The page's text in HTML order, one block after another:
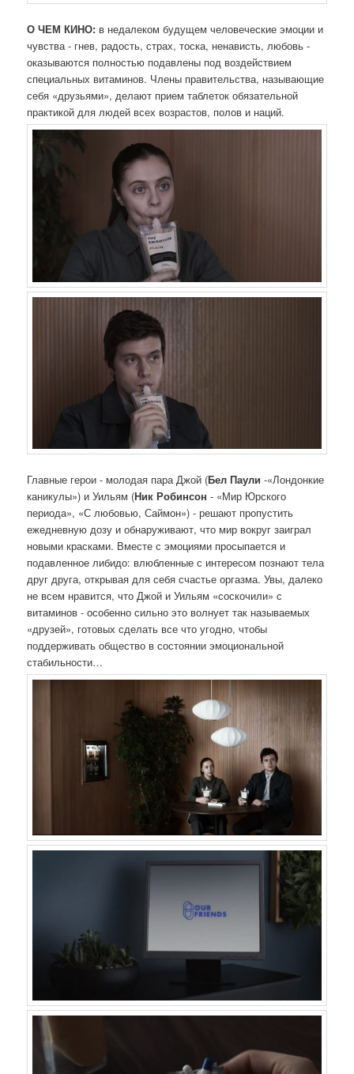
О ЧЕМ КИНО: в недалеком будущем человеческие эмоции и
чувства - гнев, радость, страх, тоска, ненависть, любовь -
оказываются полностью подавлены под воздействием
специальных витаминов. Члены правительства, называющие
себя «друзьями», делают прием таблеток обязательной
практикой для людей всех возрастов, полов и наций.
Главные герои - молодая пара Джой (Бел Паули-«Лондонкие
каникулы») и Уильям (Ник Робинсон - «Мир Юрского
периода», «С любовью, Саймон») - решают пропустить
ежедневную дозу и обнаруживают, что мир вокруг заиграл
новыми красками. Вместе с эмоциями просыпается и
подавленное либидо: влюбленные с интересом познают тела
друг друга, открывая для себя счастье оргазма. Увы, далеко
не всем нравится, что Джой и Уильям «соскочили» с
витаминов - особенно сильно это волнует так называемых
«друзей», готовых сделать все что угодно, чтобы
поддерживать общество в состоянии эмоциональной
стабильности…